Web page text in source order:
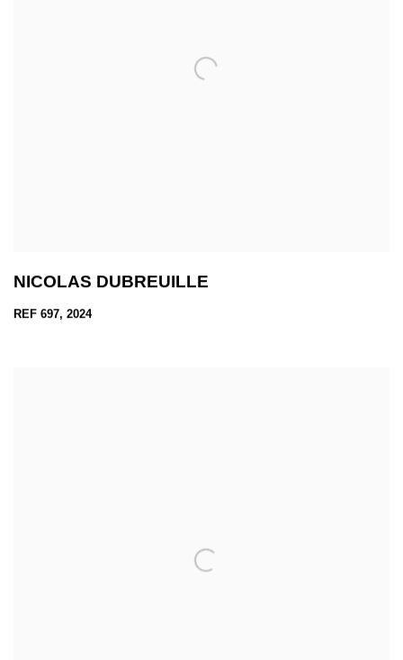
NICOLAS DUBREUILLE
REF 697, 2024